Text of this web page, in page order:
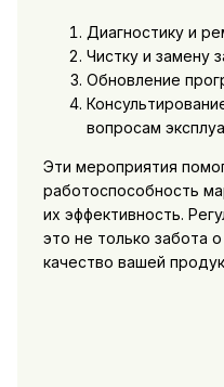
Диагностику и
Чистку и замену
Обновление
вопросам
Эти мероприятия
работоспособность
их эффективность.
это не только забота
качество вашей